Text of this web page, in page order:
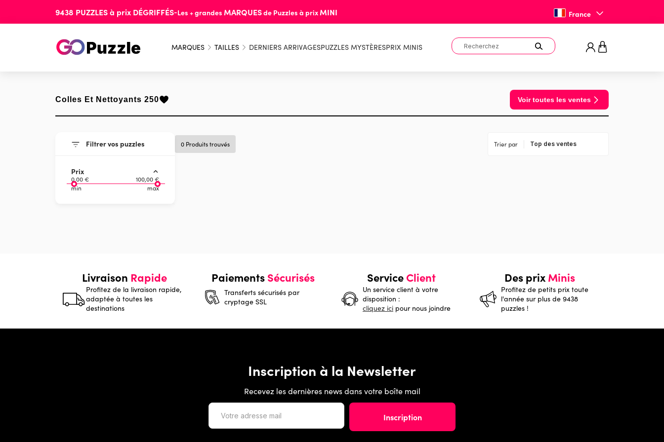
9438 PUZZLESà prix DÉGRIFFÉS-Les + grandes MARQUESde Puzzles à prix MINI France
MARQUES TAILLES DERNIERS ARRIVAGESPUZZLES MYSTÈRESPRIX MINIS
Colles Et Nettoyants 250 Voir toutes les ventes
0 Produits trouvés Trier par
Filtrer vos puzzles
Prix
0,00 €
100,00 €
min
max
Livraison Rapide
Profitez de la livraison rapide,
adaptée à toutes les
destinations
PaiementsSécurisés
Transferts sécurisés par
cryptage SSL
ServiceClient
Un service client à votre
disposition :
cliquez ici pour nous joindre
Des prixMinis
Profitez de petits prix toute
l'année sur plus de 9438
puzzles !
Inscription à la Newsletter
Recevez les dernières news dans votre boîte mail